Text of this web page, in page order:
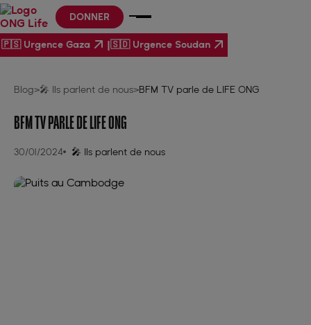
DONNER
Blog>🎤 Ils parlent de nous>BFM TV parle de LIFE ONG
BFM TV PARLE DE LIFE ONG
30/01/2024 🎤 Ils parlent de nous
🇵🇸 Urgence Gaza |🇸🇩 Urgence Soudan